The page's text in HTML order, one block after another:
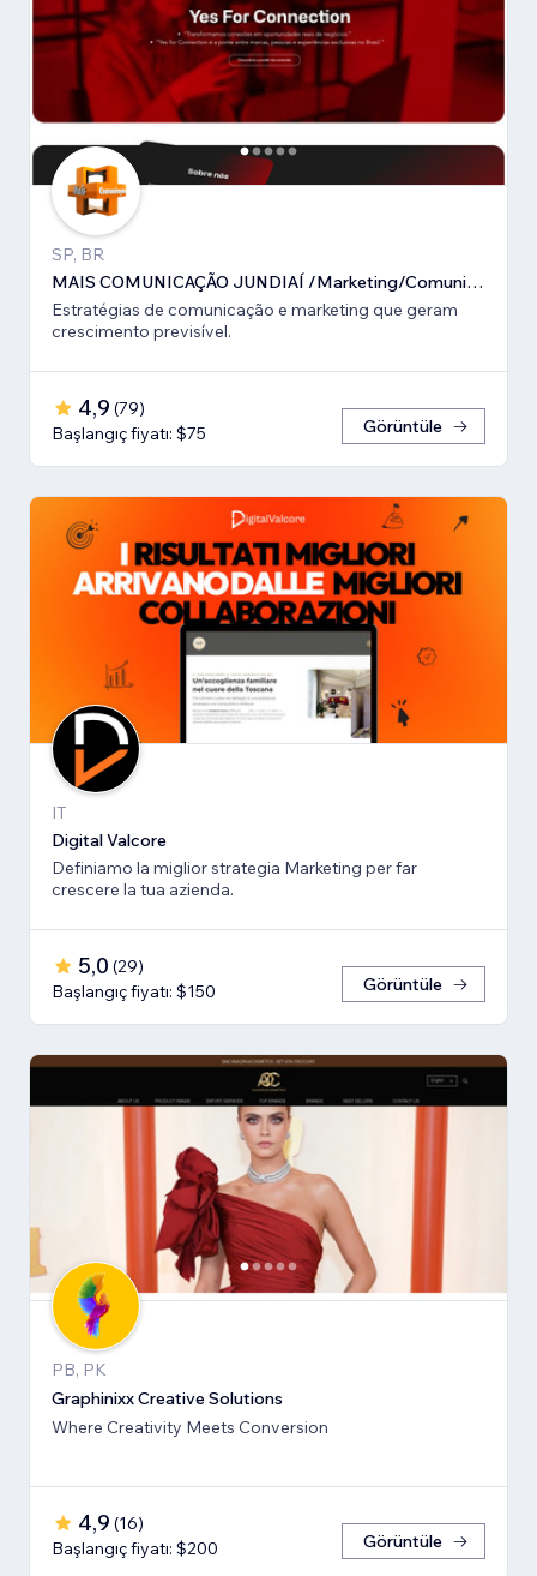
SP, BR
MAIS COMUNICAÇÃO JUNDIAÍ /Marketing/Comunicação estratégica
Estratégias de comunicação e marketing que geram
crescimento previsível.
4,9 (79)
Başlangıç fiyatı: $75
Görüntüle
IT
Digital Valcore
Definiamo la miglior strategia Marketing per far
crescere la tua azienda.
5,0 (29)
Başlangıç fiyatı: $150
Görüntüle
PB, PK
Graphinixx Creative Solutions
Where Creativity Meets Conversion
4,9 (16)
Başlangıç fiyatı: $200
Görüntüle